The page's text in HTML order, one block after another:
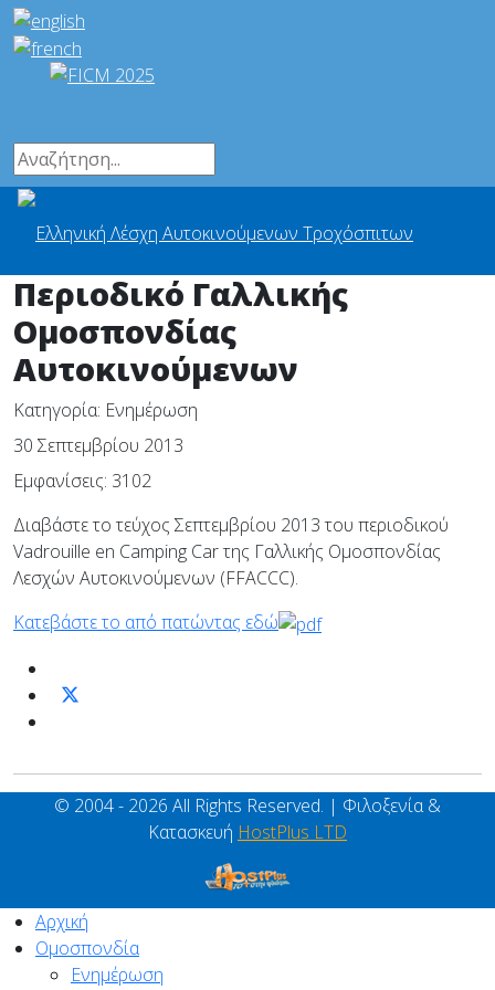
Περιοδικό Γαλλικής
Ομοσπονδίας
Αυτοκινούμενων
Κατηγορία: Ενημέρωση
30 Σεπτεμβρίου 2013
Εμφανίσεις: 3102
Διαβάστε το τεύχος Σεπτεμβρίου 2013 του περιοδικού
Vadrouille en Camping Car της Γαλλικής Ομοσπονδίας
Λεσχών Αυτοκινούμενων (FFACCC).
Κατεβάστε το από πατώντας εδώ
© 2004 - 2026 All Rights Reserved. | Φιλοξενία &
Κατασκευή HostPlus LTD
Αρχική
Ομοσπονδία
Ενημέρωση